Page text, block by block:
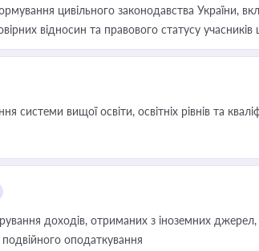
цивільного законодавства України,
відносин та правового статусу учасників
вищої освіти, освітніх рівнів та
доходів, отриманих з іноземних
оподаткування